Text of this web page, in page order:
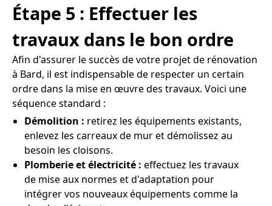
Étape 5 : Effectuer les
travaux dans le bon ordre
Afin d'assurer le succès de votre projet de rénovation
à Bard, il est indispensable de respecter un certain
ordre dans la mise en œuvre des travaux. Voici une
séquence standard :
Démolition : retirez les équipements existants,
enlevez les carreaux de mur et démolissez au
besoin les cloisons.
Plomberie et électricité : effectuez les travaux
de mise aux normes et d'adaptation pour
intégrer vos nouveaux équipements comme la